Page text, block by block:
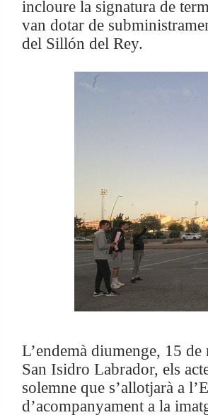
incloure la signatura de
van dotar de
del Sillón del Rey.
L’endemà diumenge, 15
San Isidro Labrador, els
solemne que s’allotjarà a
d’acompanyament a la